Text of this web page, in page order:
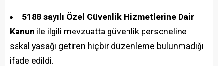
5188 sayılı Özel Güvenlik Hizmetlerine Dair
Kanun ile ilgili mevzuatta güvenlik personeline
sakal yasağı getiren hiçbir düzenleme bulunmadığı
ifade edildi.